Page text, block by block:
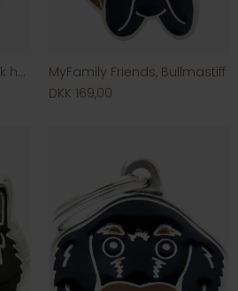
MyFamily Friends, Belgisk hyrdehund
MyFamily Friends, Bullmastiff
DKK 169,00